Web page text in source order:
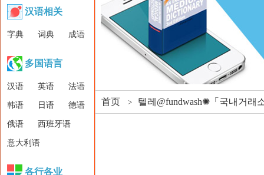
汉语相关
字典 词典 成语
多国语言
汉语 英语 法语
韩语 日语 德语
俄语 西班牙语
意大利语
各行各业
首页 > 텔레@fundwash✺「국내거래